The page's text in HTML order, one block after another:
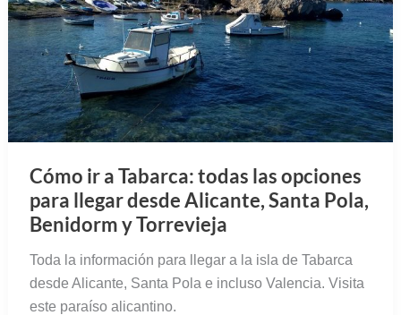
Cómo ir a Tabarca: todas las opciones
para llegar desde Alicante, Santa Pola,
Benidorm y Torrevieja
Toda la información para llegar a la isla de Tabarca
desde Alicante, Santa Pola e incluso Valencia. Visita
este paraíso alicantino.